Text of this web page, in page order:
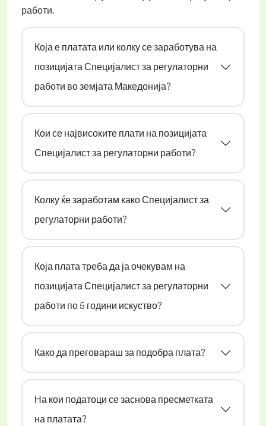
работи.
Која е платата или колку се заработува на
позицијата Специјалист за регулаторни
работи во земјата Македонија?
Кои се највисоките плати на позицијата
Специјалист за регулаторни работи?
Колку ќе заработам како Специјалист за
регулаторни работи?
Која плата треба да ја очекувам на
позицијата Специјалист за регулаторни
работи по 5 години искуство?
Како да преговараш за подобра плата?
На кои податоци се заснова пресметката
на платата?